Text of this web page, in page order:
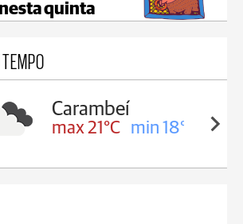
quinta
Carambeí
max 21°C min 18°C